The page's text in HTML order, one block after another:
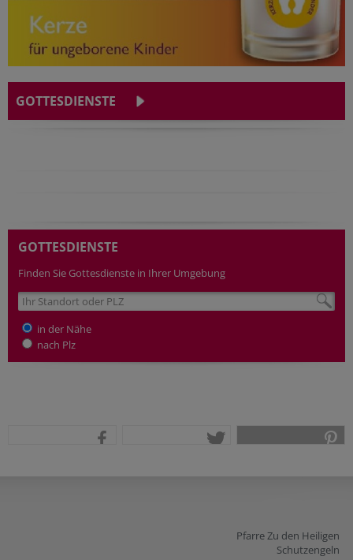
GOTTESDIENSTE
GOTTESDIENSTE
Finden Sie Gottesdienste in Ihrer Umgebung
in der Nähe
nach Plz
Pfarre Zu den Heiligen
Schutzengeln